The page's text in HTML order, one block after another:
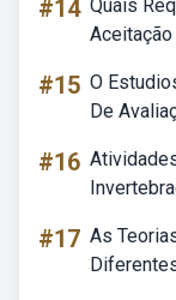
#14 Quais
#15 O
De
#16
#17 As